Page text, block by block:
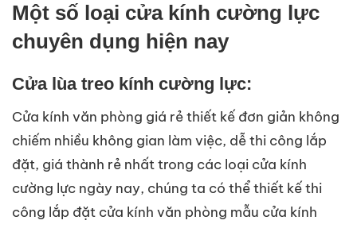
Một số loại cửa kính cường lực
chuyên dụng hiện nay
Cửa lùa treo kính cường lực:
Cửa kính văn phòng giá rẻ thiết kế đơn giản không
chiếm nhiều không gian làm việc, dễ thi công lắp
đặt, giá thành rẻ nhất trong các loại cửa kính
cường lực ngày nay, chúng ta có thể thiết kế thi
công lắp đặt cửa kính văn phòng mẫu cửa kính